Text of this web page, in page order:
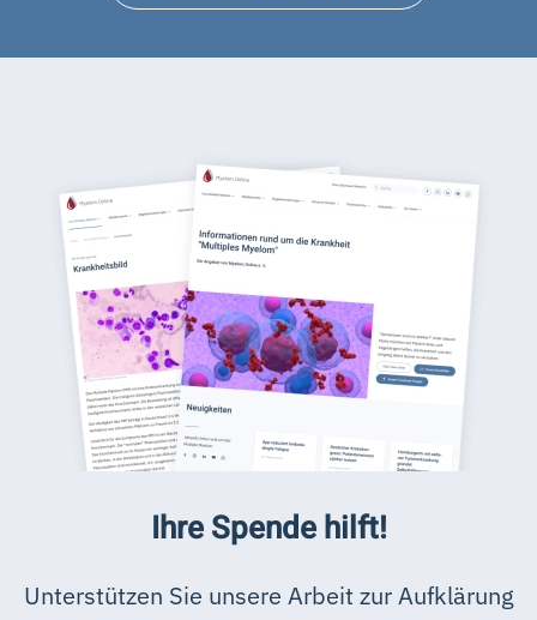
Ihre Spende hilft!
Unterstützen Sie unsere Arbeit zur Aufklärung